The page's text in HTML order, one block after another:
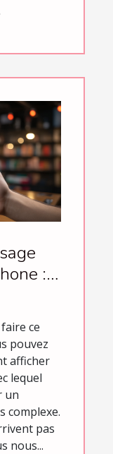
:
?
ce
pouvez
afficher
lequel
un
complexe.
pas
nous...